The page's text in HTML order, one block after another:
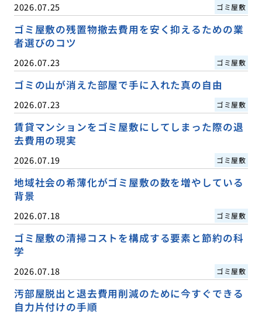
2026.07.25 ゴミ屋敷
ゴミ屋敷の残置物撤去費用を安く抑えるための業
者選びのコツ
2026.07.23 ゴミ屋敷
ゴミの山が消えた部屋で手に入れた真の自由
2026.07.23 ゴミ屋敷
賃貸マンションをゴミ屋敷にしてしまった際の退
去費用の現実
2026.07.19 ゴミ屋敷
地域社会の希薄化がゴミ屋敷の数を増やしている
背景
2026.07.18 ゴミ屋敷
ゴミ屋敷の清掃コストを構成する要素と節約の科
学
2026.07.18 ゴミ屋敷
汚部屋脱出と退去費用削減のために今すぐできる
自力片付けの手順